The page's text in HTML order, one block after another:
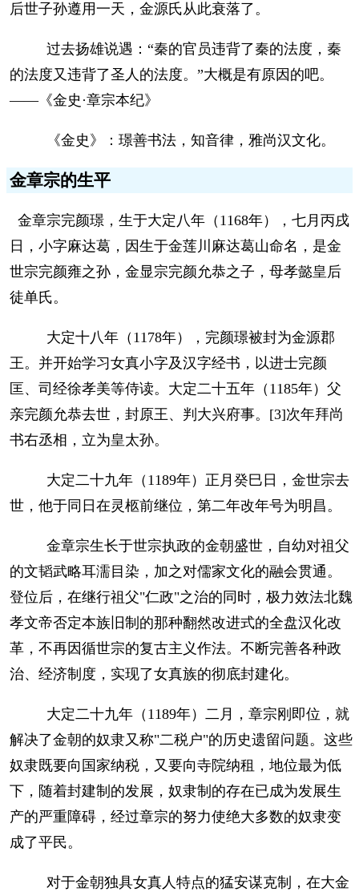
后世子孙遵用一天，金源氏从此衰落了。
过去扬雄说遇：“秦的官员违背了秦的法度，秦
的法度又违背了圣人的法度。”大概是有原因的吧。
——《金史·章宗本纪》
《金史》：璟善书法，知音律，雅尚汉文化。
金章宗的生平
金章宗完颜璟，生于大定八年（1168年），七月丙戌
日，小字麻达葛，因生于金莲川麻达葛山命名，是金
世宗完颜雍之孙，金显宗完颜允恭之子，母孝懿皇后
徒单氏。
大定十八年（1178年），完颜璟被封为金源郡
王。并开始学习女真小字及汉字经书，以进士完颜
匡、司经徐孝美等侍读。大定二十五年（1185年）父
亲完颜允恭去世，封原王、判大兴府事。[3]次年拜尚
书右丞相，立为皇太孙。
大定二十九年（1189年）正月癸巳日，金世宗去
世，他于同日在灵柩前继位，第二年改年号为明昌。
金章宗生长于世宗执政的金朝盛世，自幼对祖父
的文韬武略耳濡目染，加之对儒家文化的融会贯通。
登位后，在继行祖父"仁政"之治的同时，极力效法北魏
孝文帝否定本族旧制的那种翻然改进式的全盘汉化改
革，不再因循世宗的复古主义作法。不断完善各种政
治、经济制度，实现了女真族的彻底封建化。
大定二十九年（1189年）二月，章宗刚即位，就
解决了金朝的奴隶又称"二税户"的历史遗留问题。这些
奴隶既要向国家纳税，又要向寺院纳租，地位最为低
下，随着封建制的发展，奴隶制的存在已成为发展生
产的严重障碍，经过章宗的努力使绝大多数的奴隶变
成了平民。
对于金朝独具女真人特点的猛安谋克制，在大金